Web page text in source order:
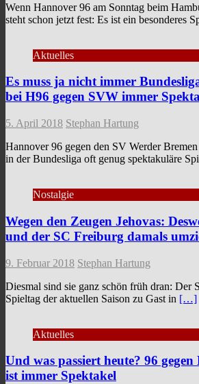
Wenn Hannover 96 am Sonntag beim
steht schon jetzt fest: Es ist ein besonderes
Aktuelles
Es muss ja nicht immer
bei H96 gegen SVW immer
5. April 2018 Stephan Hartung
Hannover 96 gegen den SV Werder
in der Bundesliga oft genug spektakuläre
Nostalgie
Wegen den Zeugen Jehovas:
und der SC Freiburg damals
9. Februar 2018 Stephan Hartung
Diesmal sind sie ganz schön früh dran: Der
Spieltag der aktuellen Saison zu Gast in […]
Aktuelles
Und was passiert heute? 96
ist immer Spektakel